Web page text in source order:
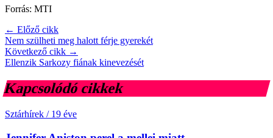
Forrás: MTI
← Előző cikk
Nem szülheti meg halott férje gyerekét
Következő cikk →
Ellenzik Sarkozy fiának kinevezését
Kapcsolódó cikkek
Sztárhírek / 19 éve